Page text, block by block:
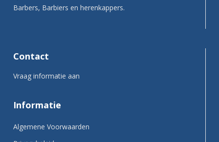
Barbers, Barbiers en herenkappers.
Contact
Vraag informatie aan
Informatie
Algemene Voorwaarden